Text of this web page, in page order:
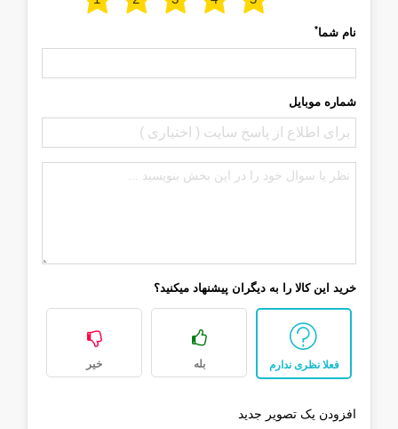
نام شما*
شماره موبایل
خرید این کالا را به دیگران پیشنهاد میکنید؟
فعلا نظری ندارم بله خیر
افزودن یک تصویر جدید